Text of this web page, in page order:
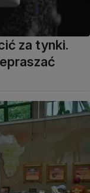
za tynki.